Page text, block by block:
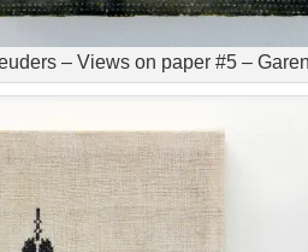
– Views on paper #5 –